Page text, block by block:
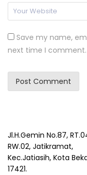
Save my name,
next time I comment.
Jl.H.Gemin No.87,
RW.02, Jatikramat,
Kec.Jatiasih, Kota
17421.